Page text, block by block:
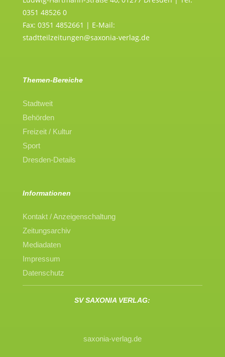
0351 48526 0
Fax: 0351 4852661 | E-Mail:
stadtteilzeitungen@saxonia-verlag.de
Themen-Bereiche
Stadtweit
Behörden
Freizeit / Kultur
Sport
Dresden-Details
Informationen
Kontakt / Anzeigenschaltung
Zeitungsarchiv
Mediadaten
Impressum
Datenschutz
SV SAXONIA VERLAG:
saxonia-verlag.de